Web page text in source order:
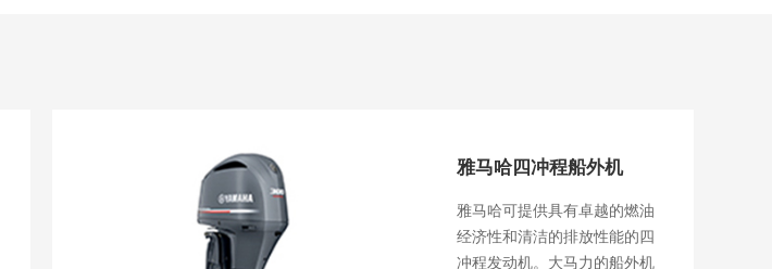
雅马哈四冲程船外机
雅马哈可提供具有卓越的燃油
经济性和清洁的排放性能的四
冲程发动机。大马力的船外机